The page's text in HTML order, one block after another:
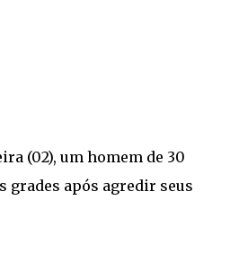
(02), um homem de 30
grades após agredir seus